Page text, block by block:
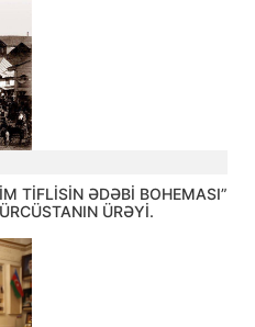
TİFLİSİN ƏDƏBİ BOHEMASI”
ÜRƏYİ.